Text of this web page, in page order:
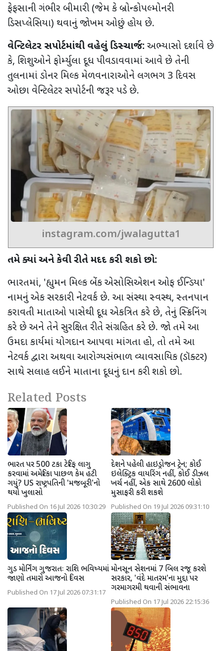
ફેફસાની ગંભીર બીમારી (જેમ કે બ્રોન્કોપલ્મોનરી
ડિસપ્લેસિયા) થવાનું જોખમ ઓછું હોય છે.
વેન્ટિલેટર સપોર્ટમાંથી વહેલું ડિસ્ચાર્જ: અભ્યાસો દર્શાવે છે
કે, શિશુઓને ફોર્મ્યુલા દૂધ પીવડાવવામાં આવે છે તેની
તુલનામાંડોનર મિલ્ક મેળવનારાઓને લગભગ 3 દિવસ
ઓછા વેન્ટિલેટર સપોર્ટની જરૂર પડે છે.
instagram.com/jwalagutta1
તમે ક્યાં અને કેવી રીતે મદદ કરી શકો છો:
ભારતમાં, 'હ્યુમન મિલ્ક બેંક એસોસિએશન ઓફ ઈન્ડિયા'
નામનુંએક સરકારી નેટવર્ક છે. આ સંસ્થા સ્વસ્થ, સ્તનપાન
કરાવતી માતાઓ પાસેથી દૂધ એકત્રિત કરે છે, તેનું સ્ક્રિનિંગ
કરે છે અને તેને સુરક્ષિત રીતે સંગ્રહિત કરે છે. જો તમે આ
ઉમદા કાર્યમાં યોગદાન આપવા માંગતા હો, તો તમે આ
નેટવર્ક દ્વારા અથવા આરોગ્યસંભાળ વ્યાવસાયિક (ડૉક્ટર)
સાથે સલાહ લઈને માતાના દૂધનું દાન કરી શકો છો.
Related Posts
ભારત પર 500 ટકા ટેરિફ લાગુ
કરવામાં અમેરિકા પાછળ કેમ હટી
ગયું? US રાષ્ટ્રપતિની 'મજબૂરી'નો
થયો ખુલાસો
Published On 16 Jul 2026 10:30:29
દેશને પહેલી હાઇડ્રોજન ટ્રેન; કોઈ
ઇલેક્ટ્રિક વાયરિંગ નહીં, કોઈ ડીઝલ
ખર્ચ નહીં, એક સાથે 2600 લોકો
મુસાફરી કરી શકશે
Published On 19 Jul 2026 09:31:10
ગુડ મોર્નિંગ ગુજરાતઃ રાશિ ભવિષ્યમાં
જાણો તમારો આજનો દિવસ
Published On 17 Jul 2026 07:31:17
મોનસૂન સેશનમાં 7 બિલ રજૂ કરશે
સરકાર, 'વંદે માતરમ'ના મુદ્દા પર
ગરમાગરમી થવાની સંભાવના
Published On 17 Jul 2026 22:15:36